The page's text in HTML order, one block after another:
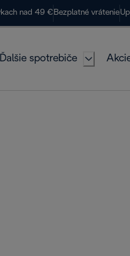
nad 49 € Bezplatné vrátenie
Ďalšie spotrebiče